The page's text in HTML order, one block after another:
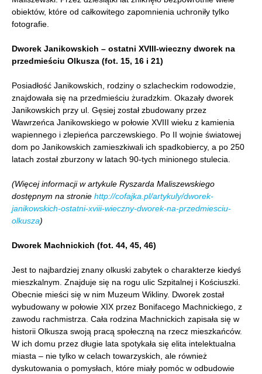
obiektów, które od całkowitego zapomnienia uchroniły tylko
fotografie.
Dworek Janikowskich – ostatni XVIII-wieczny dworek na
przedmieściu Olkusza (fot. 15, 16 i 21)
Posiadłość Janikowskich, rodziny o szlacheckim rodowodzie,
znajdowała się na przedmieściu żuradzkim. Okazały dworek
Janikowskich przy ul. Gęsiej został zbudowany przez
Wawrzeńca Janikowskiego w połowie XVIII wieku z kamienia
wapiennego i zlepieńca parczewskiego. Po II wojnie światowej
dom po Janikowskich zamieszkiwali ich spadkobiercy, a po 250
latach został zburzony w latach 90-tych minionego stulecia.
(Więcej informacji w artykule Ryszarda Maliszewskiego
dostępnym na stronie http://cofajka.pl/artykuly/dworek-
janikowskich-ostatni-xviii-wieczny-dworek-na-przedmiesciu-
olkusza)
Dworek Machnickich (fot. 44, 45, 46)
Jest to najbardziej znany olkuski zabytek o charakterze kiedyś
mieszkalnym. Znajduje się na rogu ulic Szpitalnej i Kościuszki.
Obecnie mieści się w nim Muzeum Wikliny. Dworek został
wybudowany w połowie XIX przez Bonifacego Machnickiego, z
zawodu rachmistrza. Cała rodzina Machnickich zapisała się w
historii Olkusza swoją pracą społeczną na rzecz mieszkańców.
W ich domu przez długie lata spotykała się elita intelektualna
miasta – nie tylko w celach towarzyskich, ale również
dyskutowania o pomysłach, które miały pomóc w odbudowie